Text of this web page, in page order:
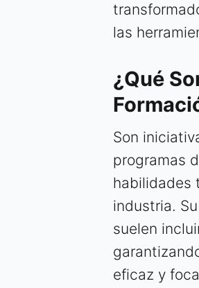
las
¿Qué
Son
programas
habilidades
industria.
suelen
eficaz y